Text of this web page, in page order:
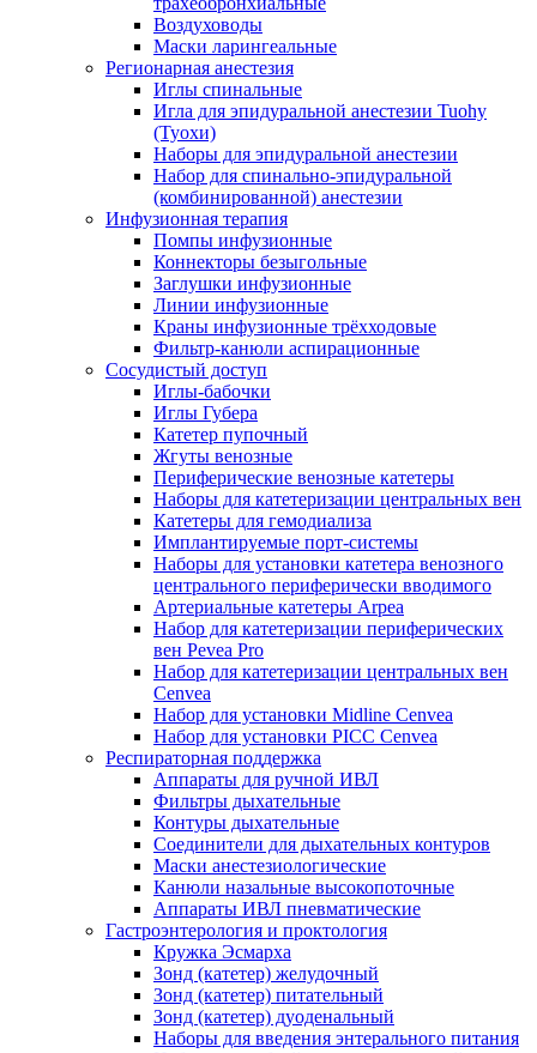
Воздуховоды
Маски ларингеальные
Регионарная анестезия
Иглы спинальные
Игла для эпидуральной анестезии Tuohy
(Туохи)
Наборы для эпидуральной анестезии
Набор для спинально-эпидуральной
(комбинированной) анестезии
Инфузионная терапия
Помпы инфузионные
Коннекторы безыгольные
Заглушки инфузионные
Линии инфузионные
Краны инфузионные трёхходовые
Фильтр-канюли аспирационные
Сосудистый доступ
Иглы-бабочки
Иглы Губера
Катетер пупочный
Жгуты венозные
Периферические венозные катетеры
Наборы для катетеризации центральных вен
Катетеры для гемодиализа
Имплантируемые порт‑системы
Наборы для установки катетера венозного
центрального периферически вводимого
Артериальные катетеры Arpea
Набор для катетеризации периферических
вен Pevea Pro
Набор для катетеризации центральных вен
Cenvea
Набор для установки Midline Cenvea
Набор для установки PICC Cenvea
Респираторная поддержка
Аппараты для ручной ИВЛ
Фильтры дыхательные
Контуры дыхательные
Соединители для дыхательных контуров
Маски анестезиологические
Канюли назальные высокопоточные
Аппараты ИВЛ пневматические
Гастроэнтерология и проктология
Кружка Эсмарха
Зонд (катетер) желудочный
Зонд (катетер) питательный
Зонд (катетер) дуоденальный
Наборы для введения энтерального питания